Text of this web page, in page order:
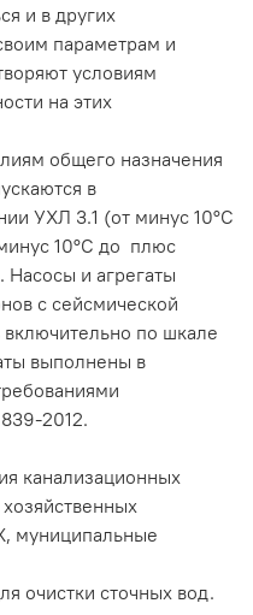
и в других
параметрам и
условиям
на этих
общего назначения
в
УХЛ 3.1 (от минус 10°С
10°С до плюс
и агрегаты
с сейсмической
по шкале
выполнены в
2012.
канализационных
муниципальные
очистки сточных вод.